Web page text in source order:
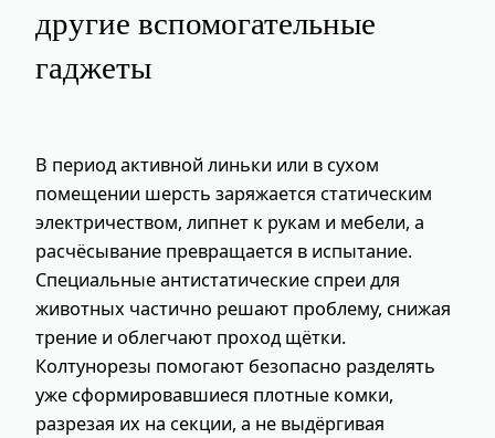
другие вспомогательные
гаджеты
В период активной линьки или в сухом
помещении шерсть заряжается статическим
электричеством, липнет к рукам и мебели, а
расчёсывание превращается в испытание.
Специальные антистатические спреи для
животных частично решают проблему, снижая
трение и облегчают проход щётки.
Колтунорезы помогают безопасно разделять
уже сформировавшиеся плотные комки,
разрезая их на секции, а не выдёргивая